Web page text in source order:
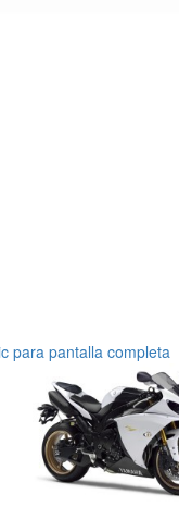
para pantalla completa